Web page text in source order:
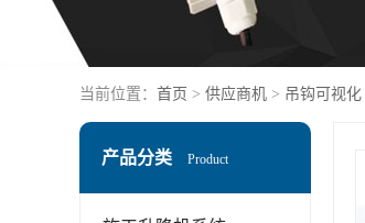
当前位置： 首页 > 供应商机 > 吊钩可视化
产品分类 Product